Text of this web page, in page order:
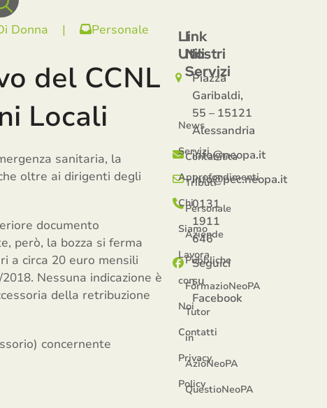
Donna | Personale
del CCNL
Locali
sanitaria, la
oltre ai dirigenti degli
documento
però, la bozza si ferma
a circa 20 euro mensili
Nessuna indicazione è
della retribuzione
concernente
Piazza
Garibaldi,
55 – 15121
Alessandria
info@neopa.it
info@pec.neopa.it
0131
1911
646
Seguici
su
Facebook
Link
Utili
News
Servizi
Approfondimenti
Chi
Siamo
Lavora
con
Noi
Contatti
Privacy
Policy
I
Nostri
Servizi
Contabilità
Tributi
Personale
Aziende
Pubbliche
FormazioNeoPA
Tutor
in
AzioNeoPA
QuestioNeoPA